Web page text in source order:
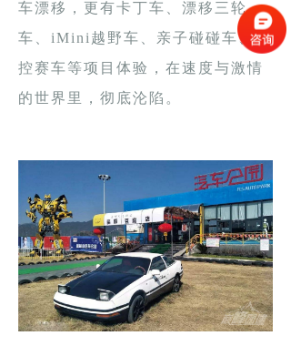
车漂移，更有卡丁车、漂移三轮
车、iMini越野车、亲子碰碰车、遥
控赛车等项目体验，在速度与激情
的世界里，彻底沦陷。